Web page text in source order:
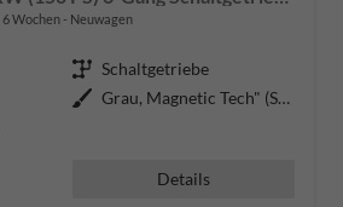
6 Wochen Neuwagen
Getriebe Schaltgetriebe
Außenfarbe
Grau, Magnetic Tech" (S7)"
Details